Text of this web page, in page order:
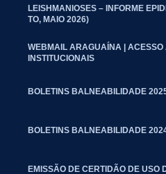
LEISHMANIOSES – INFORME
TO, MAIO 2026)
WEBMAIL ARAGUAÍNA | ACESSO
INSTITUCIONAIS
BOLETINS BALNEABILIDADE
BOLETINS BALNEABILIDADE
EMISSÃO DE CERTIDÃO DE USO